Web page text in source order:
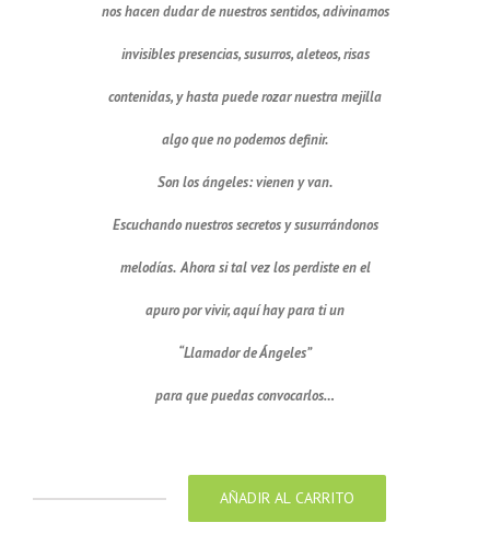
nos hacen dudar de nuestros sentidos, adivinamos
invisibles presencias, susurros, aleteos, risas
contenidas, y hasta puede rozar nuestra mejilla
algo que no podemos definir.
Son los ángeles: vienen y van.
Escuchando nuestros secretos y susurrándonos
melodías. Ahora si tal vez los perdiste en el
apuro por vivir, aquí hay para ti un
“Llamador de Ángeles”
para que puedas convocarlos…
AÑADIR AL CARRITO